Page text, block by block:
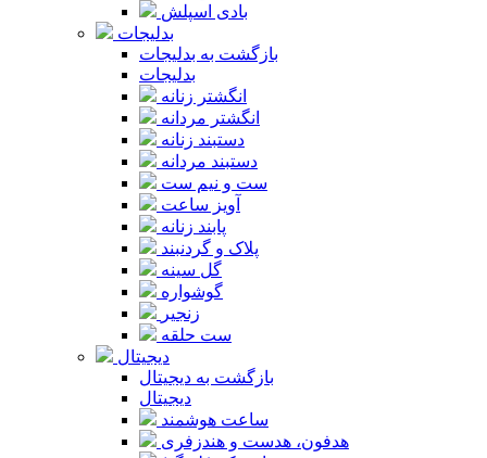
بادی اسپلش
بدلیجات
بازگشت به بدلیجات
بدلیجات
انگشتر زنانه
انگشتر مردانه
دستبند زنانه
دستبند مردانه
ست و نیم ست
آویز ساعت
پابند زنانه
پلاک و گردنبند
گل سینه
گوشواره
زنجیر
ست حلقه
دیجیتال
بازگشت به دیجیتال
دیجیتال
ساعت هوشمند
هدفون، هدست و هندزفری